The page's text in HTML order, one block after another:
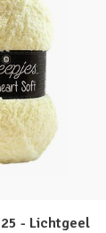
- Lichtgeel